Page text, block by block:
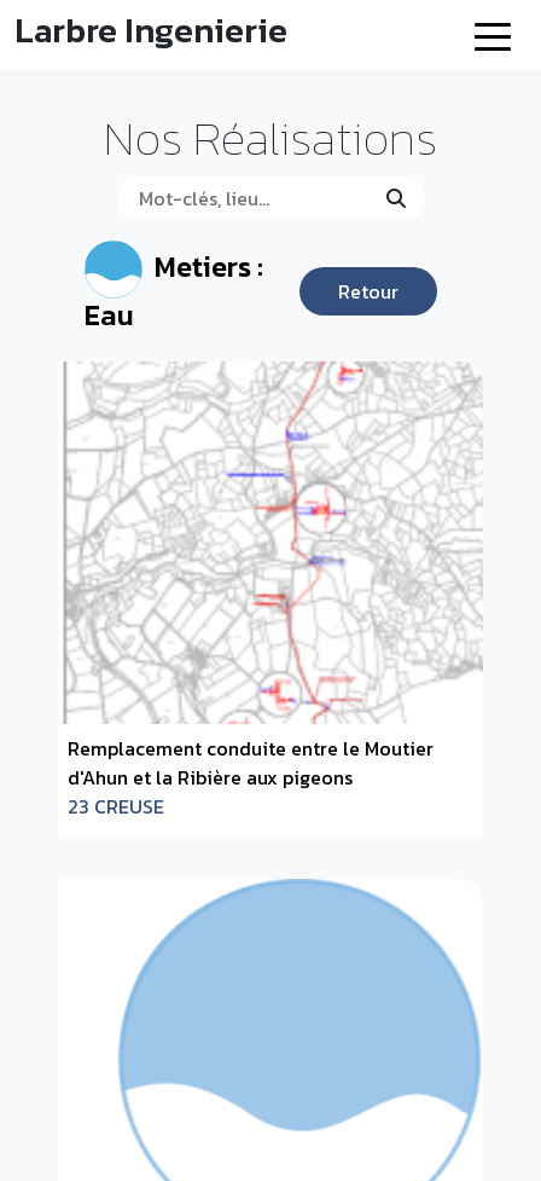
Larbre Ingenierie
Nos Réalisations
Metiers :
Eau
Retour
Remplacement conduite entre le Moutier
d'Ahun et la Ribière aux pigeons
23 CREUSE